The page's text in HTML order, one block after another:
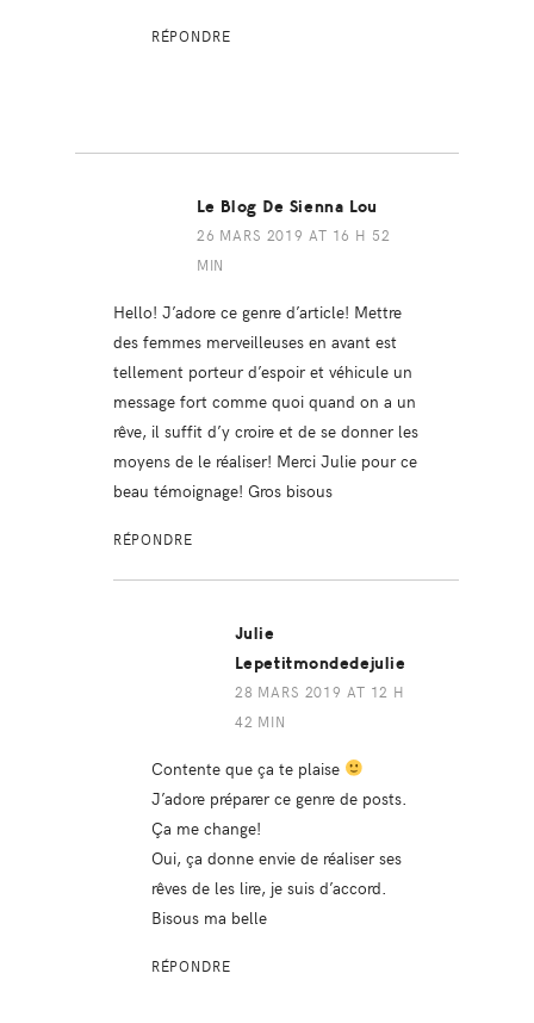
RÉPONDRE
Le Blog De Sienna Lou
26 MARS 2019 AT 16 H 52
MIN
Hello! J’adore ce genre d’article! Mettre
des femmes merveilleuses en avant est
tellement porteur d’espoir et véhicule un
message fort comme quoi quand on a un
rêve, il suffit d’y croire et de se donner les
moyens de le réaliser! Merci Julie pour ce
beau témoignage! Gros bisous
RÉPONDRE
Julie
Lepetitmondedejulie
28 MARS 2019 AT 12 H
42 MIN
Contente que ça te plaise
J’adore préparer ce genre de posts.
Ça me change!
Oui, ça donne envie de réaliser ses
rêves de les lire, je suis d’accord.
Bisous ma belle
RÉPONDRE